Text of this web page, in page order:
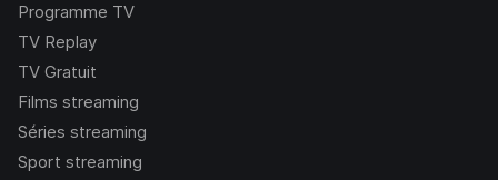
Programme TV
TV Replay
TV Gratuit
Films streaming
Séries streaming
Sport streaming